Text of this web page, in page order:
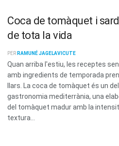
Coca de tomàquet i
de tota la vida
PER RAMUNÉ JAGELAVICUTE
Quan arriba l'estiu, les receptes
amb ingredients de temporada
llars. La coca de tomàquet és un
gastronomia mediterrània, una
del tomàquet madur amb la
textura...